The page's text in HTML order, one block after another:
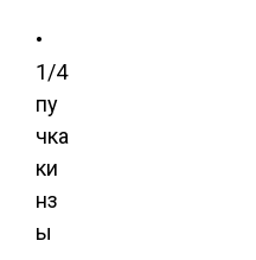
•
1/4
пу
чка
ки
нз
ы